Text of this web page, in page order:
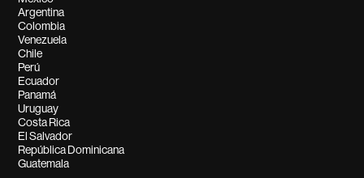
Argentina
Colombia
Venezuela
Chile
Perú
Ecuador
Panamá
Uruguay
Costa Rica
El Salvador
República Dominicana
Guatemala